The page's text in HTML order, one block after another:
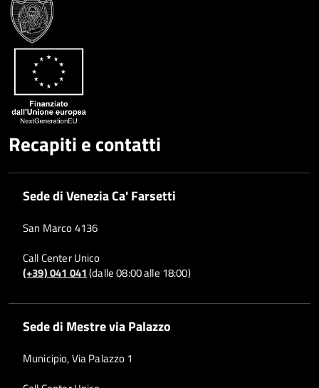
Recapiti e contatti
Sede di Venezia Ca' Farsetti
San Marco 4136
Call Center Unico
(+39) 041 041(dalle 08:00 alle 18:00)
Sede di Mestre via Palazzo
Municipio, Via Palazzo 1